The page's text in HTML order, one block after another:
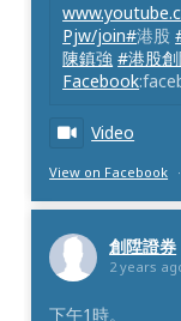
Pjw/join#港股
陳鎮強 #港股
Facebook
Video
View on Facebook ·
創陞證券
2 years
下午1時。